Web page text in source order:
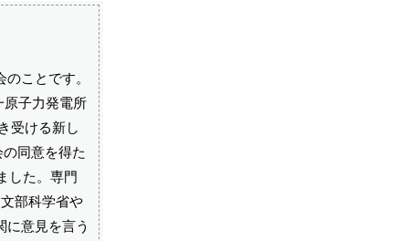
ことです。
原子力発電所
受ける新し
同意を得た
した。専門
部科学省や
意見を言う